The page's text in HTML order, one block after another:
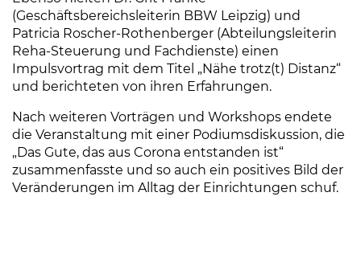
(Geschäftsbereichsleiterin BBW Leipzig) und
Patricia Roscher-Rothenberger (Abteilungsleiterin
Reha-Steuerung und Fachdienste) einen
Impulsvortrag mit dem Titel „Nähe trotz(t) Distanz“
und berichteten von ihren Erfahrungen.
Nach weiteren Vorträgen und Workshops endete
die Veranstaltung mit einer Podiumsdiskussion, die
„Das Gute, das aus Corona entstanden ist“
zusammenfasste und so auch ein positives Bild der
Veränderungen im Alltag der Einrichtungen schuf.